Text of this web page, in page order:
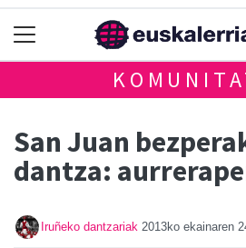
San Juan
dantza:
Iruñeko dantzariak 2013ko ekainaren